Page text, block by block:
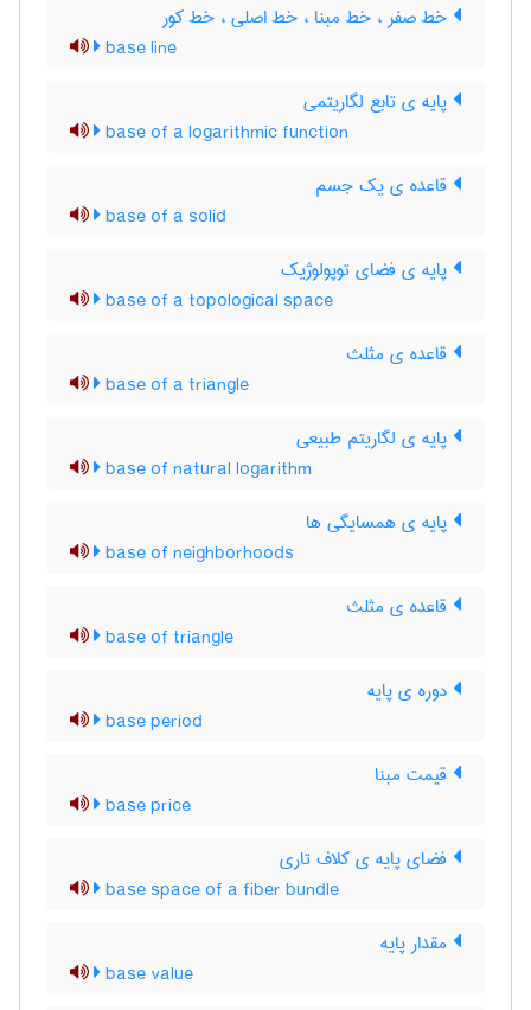
خط صفر ، خط مبنا ، خط اصلی ، خط کور
base line
پایه ی تابع لگاریتمی
base of a logarithmic function
قاعده ی یک جسم
base of a solid
پایه ی فضای توپولوژیک
base of a topological space
قاعده ی مثلث
base of a triangle
پایه ی لگاریتم طبیعی
base of natural logarithm
پایه ی همسایگی ها
base of neighborhoods
قاعده ی مثلث
base of triangle
دوره ی پایه
base period
قیمت مبنا
base price
فضای پایه ی کلاف تاری
base space of a fiber bundle
مقدار پایه
base value